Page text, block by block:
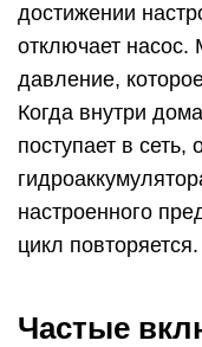
достижении
отключает насос.
давление,
Когда внутри
поступает в сеть,
настроенного
цикл повторяется.
Частые